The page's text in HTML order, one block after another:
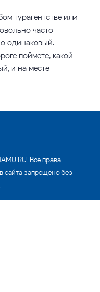
турагентстве или
часто
одинаковый.
поймете, какой
и на месте
Все права
запрещено без